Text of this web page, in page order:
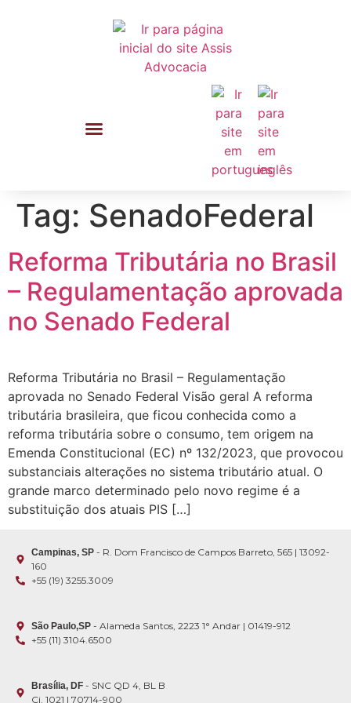
Tag: SenadoFederal
Reforma Tributária no Brasil
– Regulamentação aprovada
no Senado Federal
Reforma Tributária no Brasil – Regulamentação
aprovada no Senado Federal Visão geral A reforma
tributária brasileira, que ficou conhecida como a
reforma tributária sobre o consumo, tem origem na
Emenda Constitucional (EC) nº 132/2023, que provocou
substanciais alterações no sistema tributário atual. O
grande marco determinado pelo novo regime é a
substituição dos atuais PIS […]
Campinas, SP - R. Dom Francisco de Campos Barreto, 565 | 13092-
160
+55 (19) 3255.3009
São Paulo,SP - Alameda Santos, 2223 1° Andar | 01419-912
+55 (11) 3104.6500
Brasília, DF - SNC QD 4, BL B
Cj. 1021 | 70714-900